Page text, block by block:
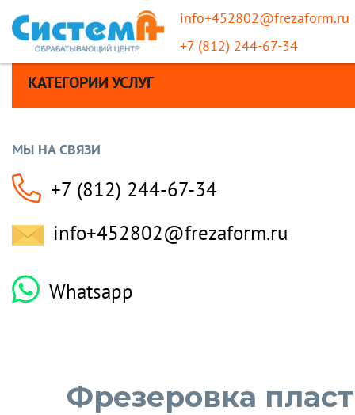
info+452802@frezaform.ru
+7 (812) 244-67-34
КАТЕГОРИИ УСЛУГ
МЫ НА СВЯЗИ
+7 (812) 244-67-34
info+452802@frezaform.ru
Whatsapp
Фрезеровка